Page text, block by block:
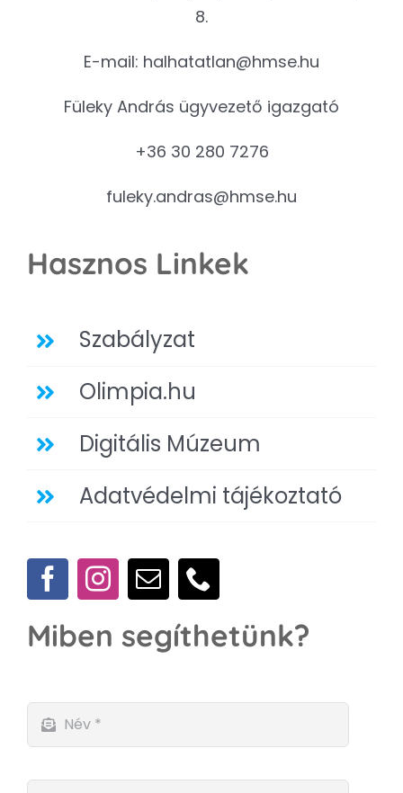
8.
E-mail: halhatatlan@hmse.hu
Füleky András ügyvezető igazgató
+36 30 280 7276
fuleky.andras@hmse.hu
Hasznos Linkek
Szabályzat
Olimpia.hu
Digitális Múzeum
Adatvédelmi tájékoztató
Miben segíthetünk?